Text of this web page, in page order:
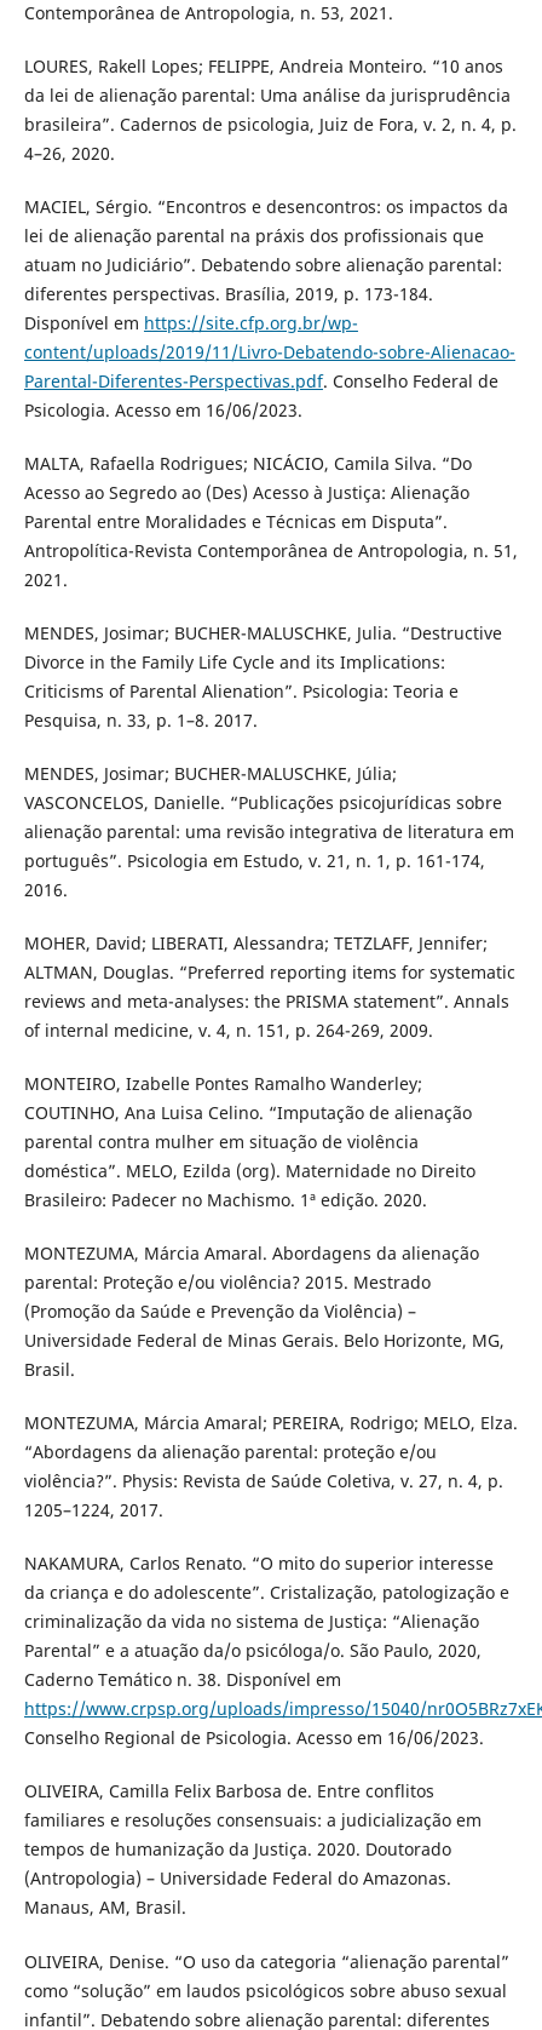
Contemporânea de Antropologia, n. 53, 2021.
LOURES, Rakell Lopes; FELIPPE, Andreia Monteiro. “10 anos
da lei de alienação parental: Uma análise da jurisprudência
brasileira”. Cadernos de psicologia, Juiz de Fora, v. 2, n. 4, p.
4–26, 2020.
MACIEL, Sérgio. “Encontros e desencontros: os impactos da
lei de alienação parental na práxis dos profissionais que
atuam no Judiciário”. Debatendo sobre alienação parental:
diferentes perspectivas. Brasília, 2019, p. 173-184.
Disponível em https://site.cfp.org.br/wp-
content/uploads/2019/11/Livro-Debatendo-sobre-Alienacao-
Parental-Diferentes-Perspectivas.pdf. Conselho Federal de
Psicologia. Acesso em 16/06/2023.
MALTA, Rafaella Rodrigues; NICÁCIO, Camila Silva. “Do
Acesso ao Segredo ao (Des) Acesso à Justiça: Alienação
Parental entre Moralidades e Técnicas em Disputa”.
Antropolítica-Revista Contemporânea de Antropologia, n. 51,
2021.
MENDES, Josimar; BUCHER-MALUSCHKE, Julia. “Destructive
Divorce in the Family Life Cycle and its Implications:
Criticisms of Parental Alienation”. Psicologia: Teoria e
Pesquisa, n. 33, p. 1–8. 2017.
MENDES, Josimar; BUCHER-MALUSCHKE, Júlia;
VASCONCELOS, Danielle. “Publicações psicojurídicas sobre
alienação parental: uma revisão integrativa de literatura em
português”. Psicologia em Estudo, v. 21, n. 1, p. 161-174,
2016.
MOHER, David; LIBERATI, Alessandra; TETZLAFF, Jennifer;
ALTMAN, Douglas. “Preferred reporting items for systematic
reviews and meta-analyses: the PRISMA statement”. Annals
of internal medicine, v. 4, n. 151, p. 264-269, 2009.
MONTEIRO, Izabelle Pontes Ramalho Wanderley;
COUTINHO, Ana Luisa Celino. “Imputação de alienação
parental contra mulher em situação de violência
doméstica”. MELO, Ezilda (org). Maternidade no Direito
Brasileiro: Padecer no Machismo. 1ª edição. 2020.
MONTEZUMA, Márcia Amaral. Abordagens da alienação
parental: Proteção e/ou violência? 2015. Mestrado
(Promoção da Saúde e Prevenção da Violência) –
Universidade Federal de Minas Gerais. Belo Horizonte, MG,
Brasil.
MONTEZUMA, Márcia Amaral; PEREIRA, Rodrigo; MELO, Elza.
“Abordagens da alienação parental: proteção e/ou
violência?”. Physis: Revista de Saúde Coletiva, v. 27, n. 4, p.
1205–1224, 2017.
NAKAMURA, Carlos Renato. “O mito do superior interesse
da criança e do adolescente”. Cristalização, patologização e
criminalização da vida no sistema de Justiça: “Alienação
Parental” e a atuação da/o psicóloga/o. São Paulo, 2020,
Caderno Temático n. 38. Disponível em
https://www.crpsp.org/uploads/impresso/15040/
Conselho Regional de Psicologia. Acesso em 16/06/2023.
OLIVEIRA, Camilla Felix Barbosa de. Entre conflitos
familiares e resoluções consensuais: a judicialização em
tempos de humanização da Justiça. 2020. Doutorado
(Antropologia) – Universidade Federal do Amazonas.
Manaus, AM, Brasil.
OLIVEIRA, Denise. “O uso da categoria “alienação parental”
como “solução” em laudos psicológicos sobre abuso sexual
infantil”. Debatendo sobre alienação parental: diferentes